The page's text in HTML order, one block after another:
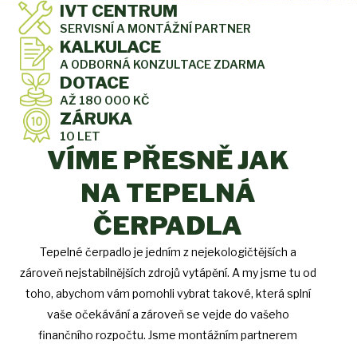
IVT CENTRUM
SERVISNÍ A MONTÁŽNÍ PARTNER
KALKULACE
A ODBORNÁ KONZULTACE ZDARMA
DOTACE
AŽ 180 000 KČ
ZÁRUKA
10 LET
VÍME PŘESNĚ JAK
NA TEPELNÁ
ČERPADLA
Tepelné čerpadlo je jedním z nejekologičtějších a
zároveň nejstabilnějších zdrojů vytápění. A my jsme tu od
toho, abychom vám pomohli vybrat takové, která splní
vaše očekávání a zároveň se vejde do vašeho
finančního rozpočtu. Jsme montážním partnerem